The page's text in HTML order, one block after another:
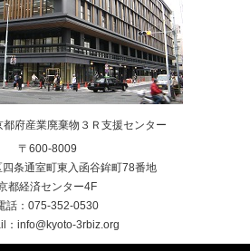
府産業廃棄物３Ｒ支援センター
〒600-8009
条通室町東入函谷鉾町78番地
都経済センター4F
話：075-352-0530
：info@kyoto-3rbiz.org